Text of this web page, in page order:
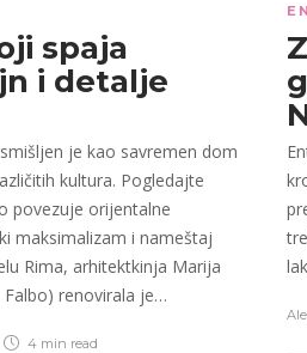
spaja
i detalje
je kao savremen dom
kultura. Pogledajte
povezuje orijentalne
maksimalizam i nameštaj
Rima, arhitektkinja Marija
Falbo) renovirala je…
4 min read